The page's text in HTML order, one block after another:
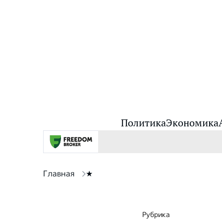
ПолитикаЭкономика
Главная ★
Рубрика